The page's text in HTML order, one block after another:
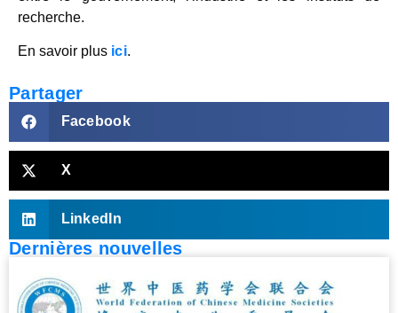
recherche.
En savoir plus ici.
Partager
Facebook
X
LinkedIn
Dernières nouvelles